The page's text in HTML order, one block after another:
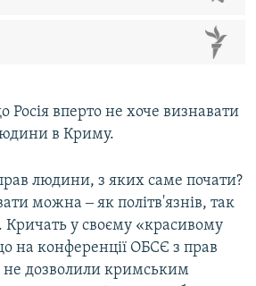
Росія вперто не хоче визнавати
в Криму.
людини, з яких саме почати?
можна ‒ як політв'язнів, так
у своєму «красивому
на конференції ОБСЄ з прав
дозволили кримським